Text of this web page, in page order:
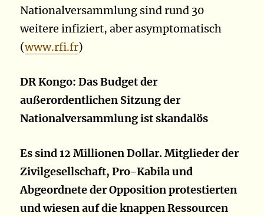
Nationalversammlung sind rund 30
weitere infiziert, aber asymptomatisch
(www.rfi.fr)
DR Kongo: Das Budget der
außerordentlichen Sitzung der
Nationalversammlung ist skandalös
Es sind 12 Millionen Dollar. Mitglieder der
Zivilgesellschaft, Pro-Kabila und
Abgeordnete der Opposition protestierten
und wiesen auf die knappen Ressourcen